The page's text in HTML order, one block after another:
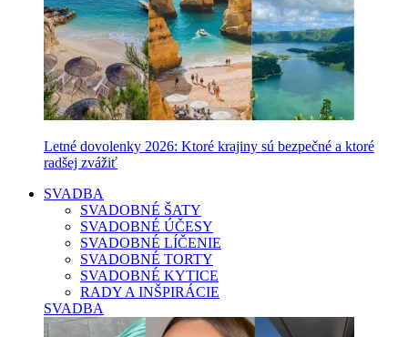
Letné dovolenky 2026: Ktoré krajiny sú bezpečné a ktoré
radšej zvážiť
SVADBA
SVADOBNÉ ŠATY
SVADOBNÉ ÚČESY
SVADOBNÉ LÍČENIE
SVADOBNÉ TORTY
SVADOBNÉ KYTICE
RADY A INŠPIRÁCIE
SVADBA